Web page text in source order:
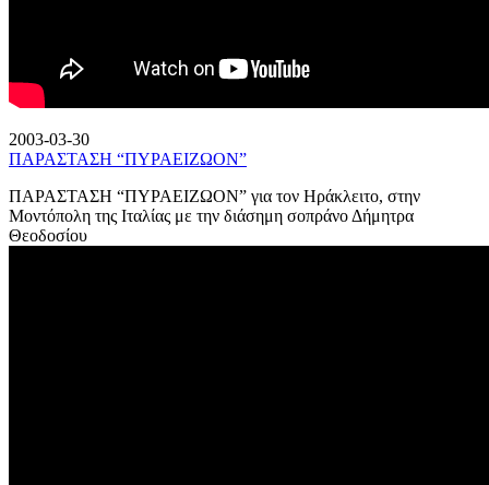
2003-03-30
ΠΑΡΑΣΤΑΣΗ “ΠΥΡΑΕΙΖΩΟΝ”
ΠΑΡΑΣΤΑΣΗ “ΠΥΡΑΕΙΖΩΟΝ” για τον Ηράκλειτο, στην
Μοντόπολη της Ιταλίας με την διάσημη σοπράνο Δήμητρα
Θεοδοσίου